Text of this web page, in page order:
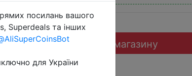
Перейти до магазину
посилань вашого
Superdeals та інших
для України